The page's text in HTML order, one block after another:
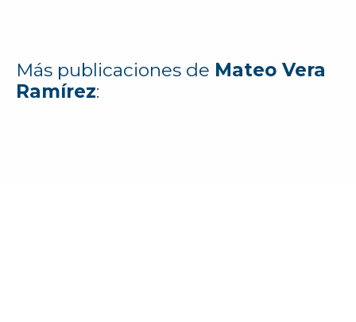
Más publicaciones de Mateo Vera
Ramírez: